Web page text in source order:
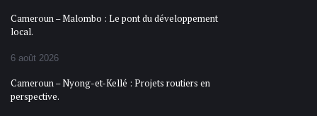
Cameroun – Malombo : Le pont du développement
local.
6 août 2026
Cameroun – Nyong-et-Kellé : Projets routiers en
perspective.